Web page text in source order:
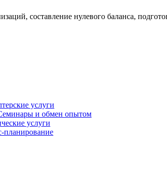
составление нулевого баланса,
услуги
и обмен опытом
услуги
планирование